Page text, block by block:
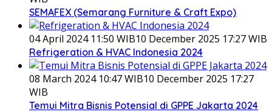
SEMAFEX (Semarang Furniture & Craft Expo)
04 April 2024 11:50 WIB10 December 2025 17:27 WIB
Refrigeration & HVAC Indonesia 2024
08 March 2024 10:47 WIB10 December 2025 17:27
WIB
Temui Mitra Bisnis Potensial di GPPE Jakarta 2024